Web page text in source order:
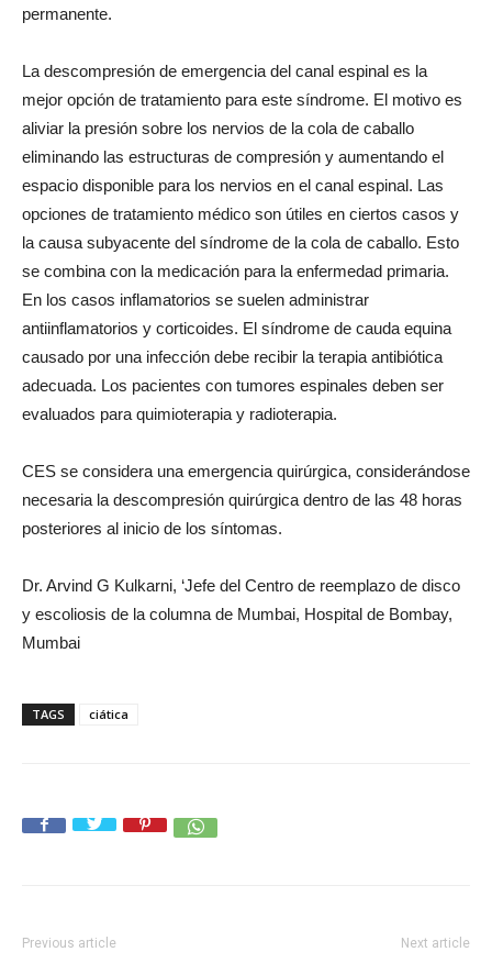
permanente.
La descompresión de emergencia del canal espinal es la
mejor opción de tratamiento para este síndrome. El motivo es
aliviar la presión sobre los nervios de la cola de caballo
eliminando las estructuras de compresión y aumentando el
espacio disponible para los nervios en el canal espinal. Las
opciones de tratamiento médico son útiles en ciertos casos y
la causa subyacente del síndrome de la cola de caballo. Esto
se combina con la medicación para la enfermedad primaria.
En los casos inflamatorios se suelen administrar
antiinflamatorios y corticoides. El síndrome de cauda equina
causado por una infección debe recibir la terapia antibiótica
adecuada. Los pacientes con tumores espinales deben ser
evaluados para quimioterapia y radioterapia.
CES se considera una emergencia quirúrgica, considerándose
necesaria la descompresión quirúrgica dentro de las 48 horas
posteriores al inicio de los síntomas.
Dr. Arvind G Kulkarni, ‘Jefe del Centro de reemplazo de disco
y escoliosis de la columna de Mumbai, Hospital de Bombay,
Mumbai
TAGS ciática
Previous article Next article